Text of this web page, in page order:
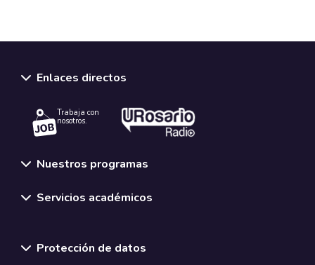
Enlaces directos
Trabaja con
nosotros.
Nuestros programas
Servicios académicos
Protección de datos